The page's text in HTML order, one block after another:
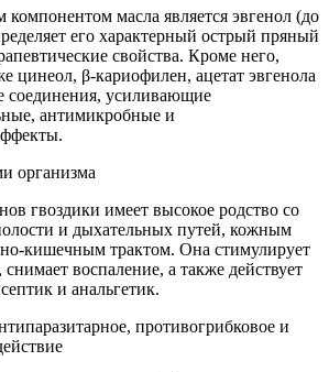
масла является эвгенол (до
его характерный острый пряный
свойства. Кроме него,
цинеол, β-кариофилен, ацетат эвгенола
соединения, усиливающие
антимикробные и
организма
гвоздики имеет высокое родство со
и дыхательных путей, кожным
кишечным трактом. Она стимулирует
воспаление, а также действует
и анальгетик.
противогрибковое и